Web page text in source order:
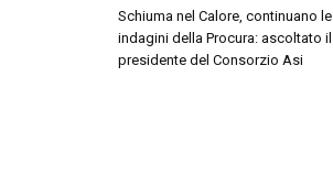
Schiuma nel Calore, continuano le
indagini della Procura: ascoltato il
presidente del Consorzio Asi